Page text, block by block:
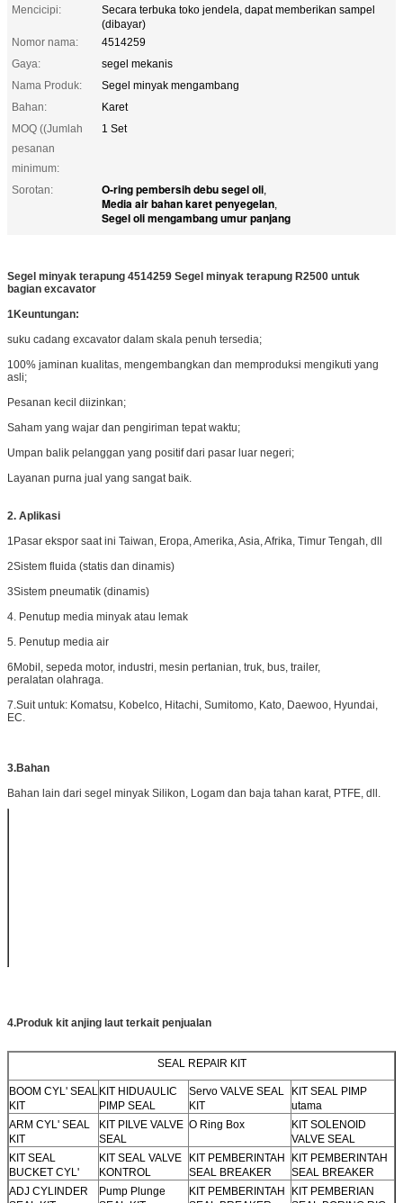
Mencicipi:
Secara terbuka toko jendela, dapat memberikan sampel
(dibayar)
Nomor nama:
4514259
Gaya:
segel mekanis
Nama Produk:
Segel minyak mengambang
Bahan:
Karet
MOQ ((Jumlah
pesanan
minimum:
1 Set
Sorotan: O-ring pembersih debu segel oli,
Media air bahan karet penyegelan,
Segel oli mengambang umur panjang
Segel minyak terapung 4514259 Segel minyak terapung R2500 untuk
bagian excavator
1Keuntungan:
suku cadang excavator dalam skala penuh tersedia;
100% jaminan kualitas, mengembangkan dan memproduksi mengikuti yang
asli;
Pesanan kecil diizinkan;
Saham yang wajar dan pengiriman tepat waktu;
Umpan balik pelanggan yang positif dari pasar luar negeri;
Layanan purna jual yang sangat baik.
2. Aplikasi
1Pasar ekspor saat ini Taiwan, Eropa, Amerika, Asia, Afrika, Timur Tengah, dll
2Sistem fluida (statis dan dinamis)
3Sistem pneumatik (dinamis)
4. Penutup media minyak atau lemak
5. Penutup media air
6Mobil, sepeda motor, industri, mesin pertanian, truk, bus, trailer,
peralatan olahraga.
7.Suit untuk: Komatsu, Kobelco, Hitachi, Sumitomo, Kato, Daewoo, Hyundai,
EC.
3.Bahan
Bahan lain dari segel minyak Silikon, Logam dan baja tahan karat, PTFE, dll.
4.Produk kit anjing laut terkait penjualan
SEAL REPAIR KIT
BOOM CYL' SEAL
KIT
KIT HIDUAULIC
PIMP SEAL
Servo VALVE SEAL
KIT
KIT SEAL PIMP
utama
ARM CYL' SEAL
KIT
KIT PILVE VALVE
SEAL
O Ring Box
KIT SOLENOID
VALVE SEAL
KIT SEAL
BUCKET CYL'
KIT SEAL VALVE
KONTROL
KIT PEMBERINTAH
SEAL BREAKER
KIT PEMBERINTAH
SEAL BREAKER
ADJ CYLINDER
Pump Plunge
KIT PEMBERINTAH
KIT PEMBERIAN